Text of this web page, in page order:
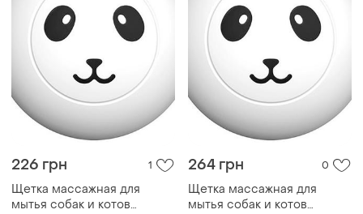
226 грн 1
Щетка массажная для
мытья собак и котов
264 грн 0
Щетка массажная для
мытья собак и котов